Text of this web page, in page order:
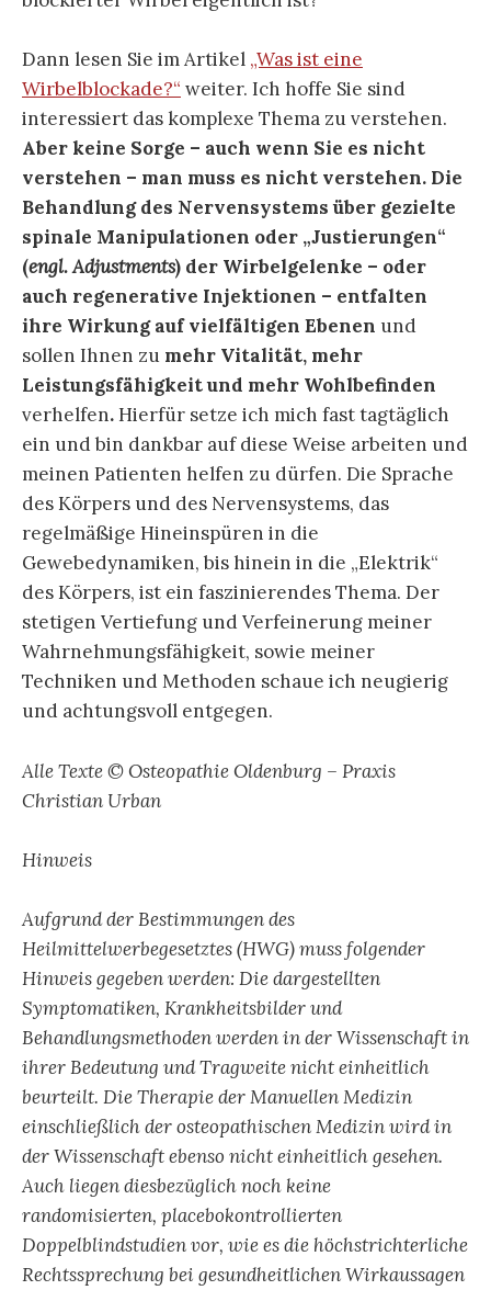
Dann lesen Sie im Artikel „Was ist eine
Wirbelblockade?“ weiter. Ich hoffe Sie sind
interessiert das komplexe Thema zu verstehen.
Aber keine Sorge – auch wenn Sie es nicht
verstehen – man muss es nicht verstehen. Die
Behandlung des Nervensystems über gezielte
spinale Manipulationen oder „Justierungen“
(engl. Adjustments) der Wirbelgelenke – oder
auch regenerative Injektionen – entfalten
ihre Wirkung auf vielfältigen Ebenen und
sollen Ihnen zu mehr Vitalität, mehr
Leistungsfähigkeit und mehr Wohlbefinden
verhelfen.Hierfür setze ich mich fast tagtäglich
ein und bin dankbar auf diese Weise arbeiten und
meinen Patienten helfen zu dürfen. Die Sprache
des Körpers und des Nervensystems, das
regelmäßige Hineinspüren in die
Gewebedynamiken, bis hinein in die „Elektrik“
des Körpers, ist ein faszinierendes Thema. Der
stetigen Vertiefung und Verfeinerung meiner
Wahrnehmungsfähigkeit, sowie meiner
Techniken und Methoden schaue ich neugierig
und achtungsvoll entgegen.
Alle Texte © Osteopathie Oldenburg – Praxis
Christian Urban
Hinweis
Aufgrund der Bestimmungen des
Heilmittelwerbegesetztes (HWG) muss folgender
Hinweis gegeben werden: Die dargestellten
Symptomatiken, Krankheitsbilder und
Behandlungsmethoden werden in der Wissenschaft in
ihrer Bedeutung und Tragweite nicht einheitlich
beurteilt. Die Therapie der Manuellen Medizin
einschließlich der osteopathischen Medizin wird in
der Wissenschaft ebenso nicht einheitlich gesehen.
Auch liegen diesbezüglich noch keine
randomisierten, placebokontrollierten
Doppelblindstudien vor, wie es die höchstrichterliche
Rechtssprechung bei gesundheitlichen Wirkaussagen